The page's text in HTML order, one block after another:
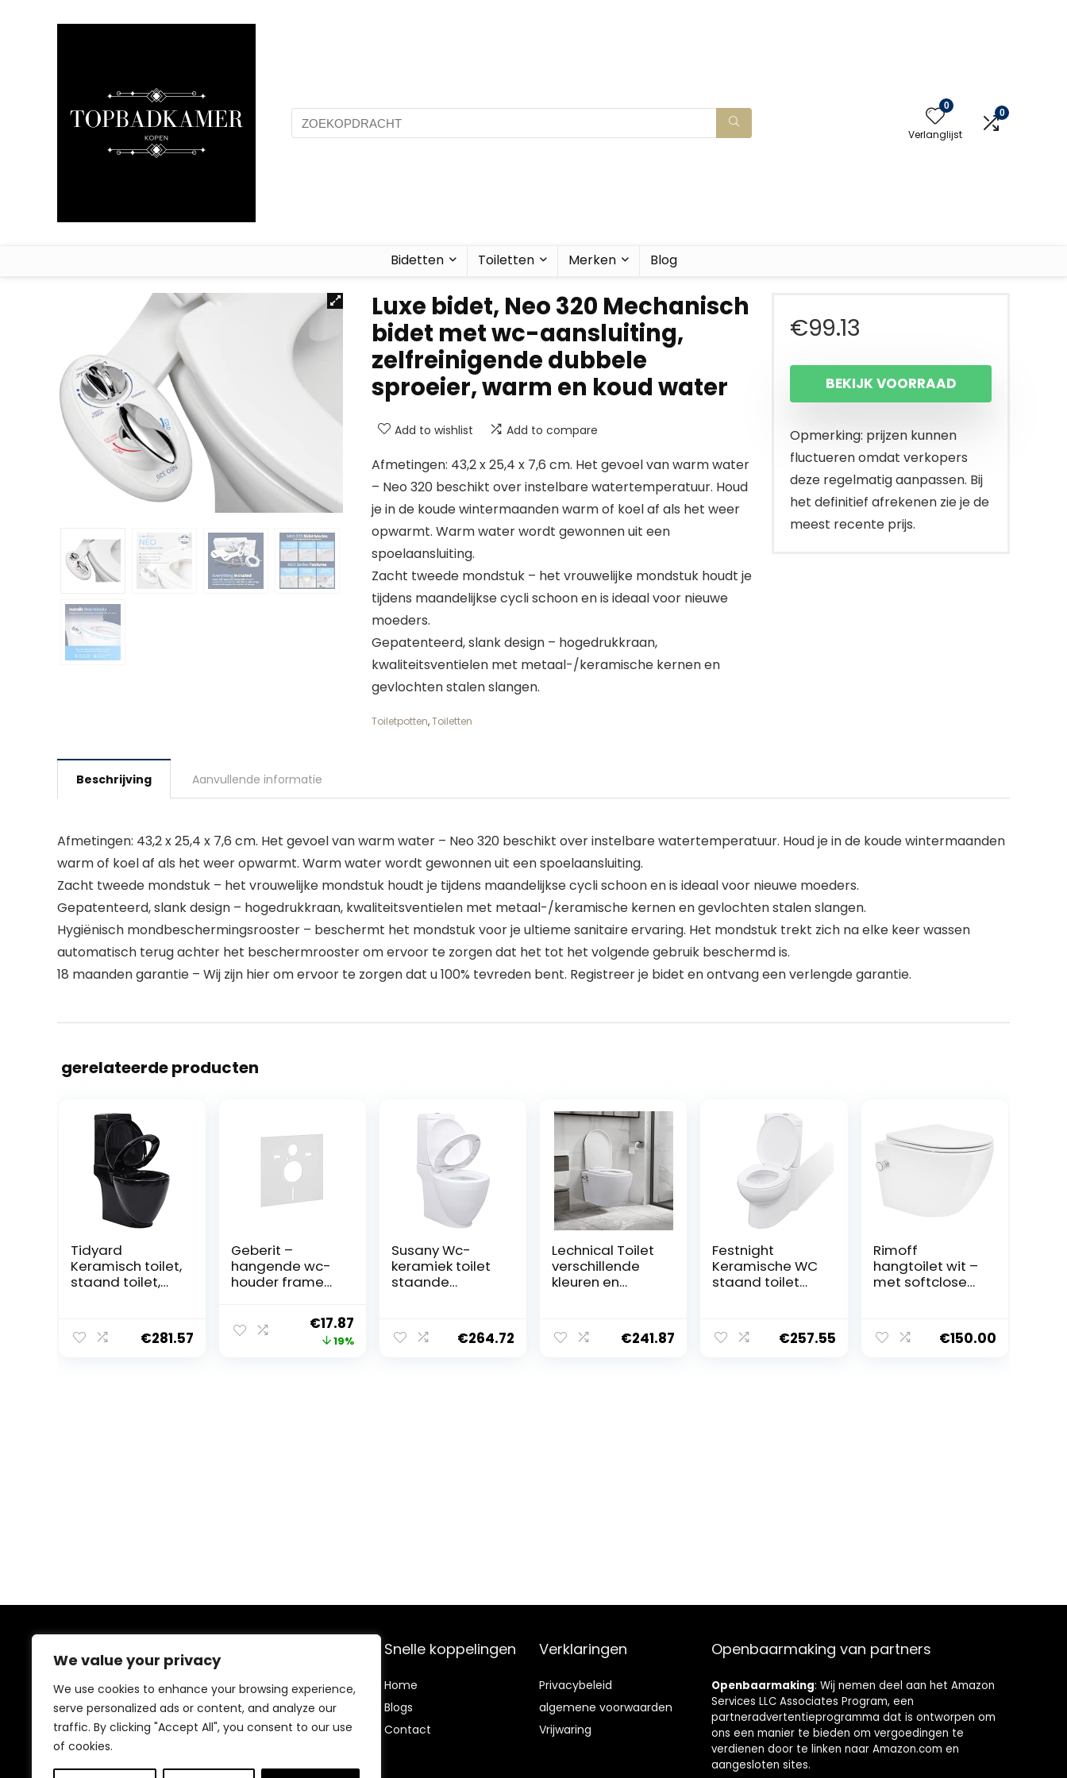
We value your privacy
We use cookies to enhance your browsing experience,
serve personalized ads or content, and analyze our
traffic. By clicking "Accept All", you consent to our use
of cookies.
0
Verlanglijst
0
Bidetten Toiletten Merken Blog
Luxe bidet, Neo 320 Mechanisch
bidet met wc-aansluiting,
zelfreinigende dubbele
sproeier, warm en koud water
Add to wishlist Add to compare
Afmetingen: 43,2 x 25,4 x 7,6 cm. Het gevoel van warm water
– Neo 320 beschikt over instelbare watertemperatuur. Houd
je in de koude wintermaanden warm of koel af als het weer
opwarmt. Warm water wordt gewonnen uit een
spoelaansluiting.
Zacht tweede mondstuk – het vrouwelijke mondstuk houdt je
tijdens maandelijkse cycli schoon en is ideaal voor nieuwe
moeders.
Gepatenteerd, slank design – hogedrukkraan,
kwaliteitsventielen met metaal-/keramische kernen en
gevlochten stalen slangen.
Toiletpotten,Toiletten
€99.13
BEKIJK VOORRAAD
Opmerking: prijzen kunnen
fluctueren omdat verkopers
deze regelmatig aanpassen. Bij
het definitief afrekenen zie je de
meest recente prijs.
Beschrijving Aanvullende informatie
Afmetingen: 43,2 x 25,4 x 7,6 cm. Het gevoel van warm water – Neo 320 beschikt over instelbare watertemperatuur. Houd je in de koude wintermaanden
warm of koel af als het weer opwarmt. Warm water wordt gewonnen uit een spoelaansluiting.
Zacht tweede mondstuk – het vrouwelijke mondstuk houdt je tijdens maandelijkse cycli schoon en is ideaal voor nieuwe moeders.
Gepatenteerd, slank design – hogedrukkraan, kwaliteitsventielen met metaal-/keramische kernen en gevlochten stalen slangen.
Hygiënisch mondbeschermingsrooster – beschermt het mondstuk voor je ultieme sanitaire ervaring. Het mondstuk trekt zich na elke keer wassen
automatisch terug achter het beschermrooster om ervoor te zorgen dat het tot het volgende gebruik beschermd is.
18 maanden garantie – Wij zijn hier om ervoor te zorgen dat u 100% tevreden bent. Registreer je bidet en ontvang een verlengde garantie.
gerelateerde producten
Tidyard
Keramisch toilet,
staand toilet,
toiletbril, wc-
potten,
€281.57
Geberit –
hangende wc-
houder frame
geluidsisolatie
voor bidet
Oorspronkelijke
prijs
€17.87
prijs
19%
Susany Wc-
keramiek toilet
staande
toiletbril wc-bril
wc-bril
€264.72
Lechnical Toilet
verschillende
kleuren en
€241.87
Festnight
Keramische WC
staand toilet
badkamer toilet
hoek wit
€257.55
Rimoff
hangtoilet wit –
met softclose
koud water
€150.00
Welkom bij onze badkamerwebshop, uw luxe bron voor
alles wat uw badkamer nodig heeft! Verken onze
elegante collectie van stijlvolle badkamermeubels,
moderne kranen en luxe accessoires, ontworpen om
uw badkamer om te toveren tot een oase van rust en
comfort. Elk item is zorgvuldig gekozen om zowel
Snelle koppelingen
Home
Blogs
Contact
Verklaringen
Privacybeleid
algemene voorwaarden
Vrijwaring
Openbaarmaking van partners
Openbaarmaking: Wij nemen deel aan het Amazon
Services LLC Associates Program, een
partneradvertentieprogramma dat is ontworpen om
ons een manier te bieden om vergoedingen te
verdienen door te linken naar Amazon.com en
aangesloten sites.